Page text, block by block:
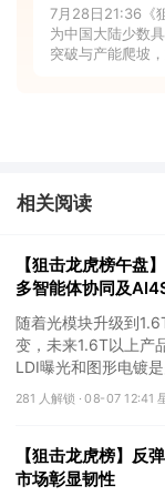
7月28日21:36《
为中国大陆少数
突破与产能爬坡
相关阅读
【狙击龙虎榜午盘
多智能体协同及
随着光模块升级到
变，未来1.6T以上产
LDI曝光和图形电镀
望凭借其解析度更
281 人解锁 ·08-07 12:41
【狙击龙虎榜】反
市场彰显韧性